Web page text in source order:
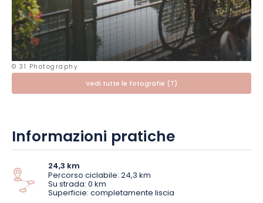
© 31 Photography
Vedi tutte le fotografie (7)
Informazioni pratiche
24,3 km
Percorso ciclabile: 24,3 km
Su strada: 0 km
Superficie: completamente liscia